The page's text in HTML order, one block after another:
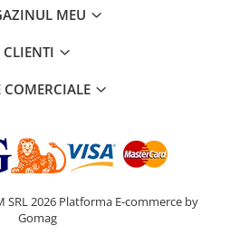
MEU
CLIENTI
COMERCIALE
SRL 2026 Platforma E-commerce by
Gomag